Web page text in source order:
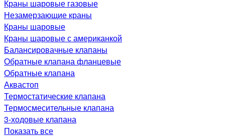
Краны шаровые газовые
Незамерзающие краны
Краны шаровые
Краны шаровые с американкой
Балансировачные клапаны
Обратные клапана фланцевые
Обратные клапана
Аквастоп
Термостатические клапана
Термосмесительные клапана
3-ходовые клапана
Показать все